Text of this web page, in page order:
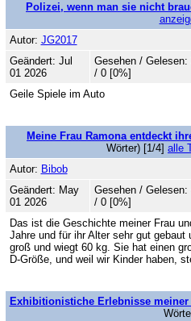
Polizei, wenn man sie nicht
Autor: JG2017
Geändert: Jul
01 2026
Gesehen / Gelesen:
/ 0 [0%]
Geile Spiele im Auto
Meine Frau Ramona entdeckt
Wörter) [1/4] alle
Autor: Bibob
Geändert: May
01 2026
Gesehen / Gelesen:
/ 0 [0%]
Das ist die Geschichte meiner Frau
Jahre und für ihr Alter sehr gut
groß und wiegt 60 kg. Sie hat einen
D-Größe, und weil wir Kinder haben,
Exhibitionistiche Erlebnisse meiner